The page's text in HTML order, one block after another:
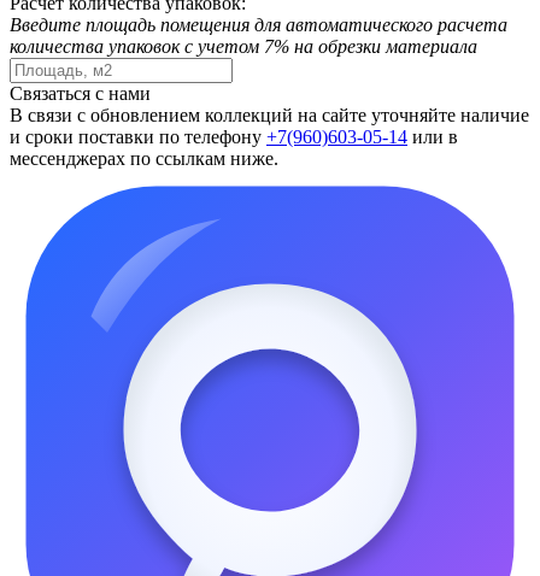
Введите площадь помещения для автоматического расчета
количества упаковок с учетом 7% на обрезки материала
Связаться с нами
В связи с обновлением коллекций на сайте уточняйте наличие
и сроки поставки по телефону +7(960)603-05-14 или в
мессенджерах по ссылкам ниже.